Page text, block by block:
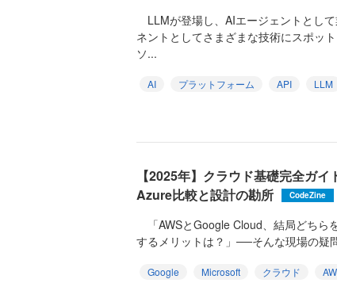
LLMが登場し、AIエージェントとし
ネントとしてさまざまな技術にスポッ
ソ...
AI プラットフォーム API
LLM
【2025年】クラウド基礎完全ガ
Azure比較と設計の勘所
CodeZine
「AWSとGoogle Cloud、結局どちら
するメリットは？」──そんな現場の疑
Google Microsoft クラウド